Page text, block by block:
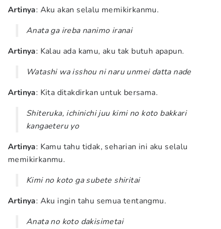
Artinya: Aku akan selalu memikirkanmu.
Anata ga ireba nanimo iranai
Artinya: Kalau ada kamu, aku tak butuh apapun.
Watashi wa isshou ni naru unmei datta nade
Artinya: Kita ditakdirkan untuk bersama.
Shiteruka, ichinichi juu kimi no koto bakkari
kangaeteru yo
Artinya: Kamu tahu tidak, seharian ini aku selalu
memikirkanmu.
Kimi no koto ga subete shiritai
Artinya: Aku ingin tahu semua tentangmu.
Anata no koto dakisimetai